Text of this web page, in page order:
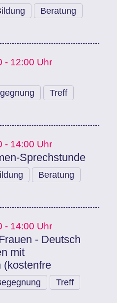
Beratung
- 12:00 Uhr
Treff
- 14:00 Uhr
Sprechstunde
Beratung
- 14:00 Uhr
- Deutsch
mit
(kostenfre
Treff